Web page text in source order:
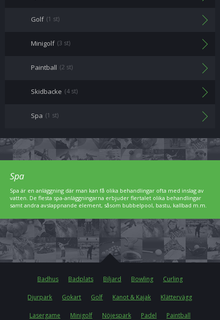
Golf (1 st)
Minigolf (3 st)
Paintball (2 st)
Skidbacke (4 st)
Spa (1 st)
Spa
Spa är en anläggning där man kan få olika behandlingar ofta med inslag av
vatten. De flesta spa-anläggningarna erbjuder flertalet olika behandlingar
samt andra avslappnande element, såsom bubbelpool, bastu, kallbad m.m.
Badhus Badplats Biljard Bowling Curling
Djurpark Gokart Golf Kanot & Kajak Klättervägg
Lasergame Minigolf Nöjespark Padel Paintball